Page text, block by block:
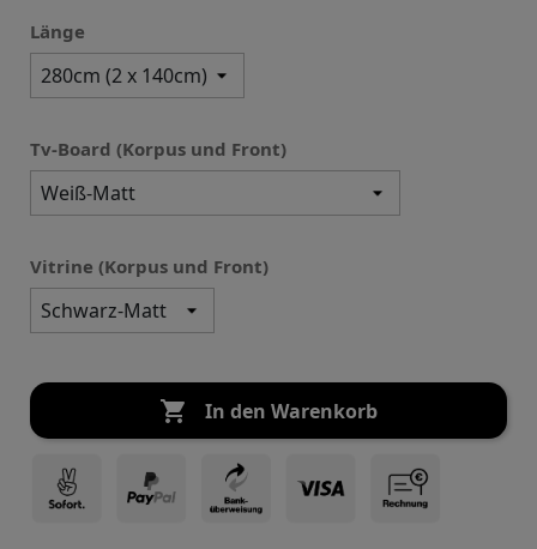
Länge
Tv-Board (Korpus und Front)
Vitrine (Korpus und Front)
 In den Warenkorb